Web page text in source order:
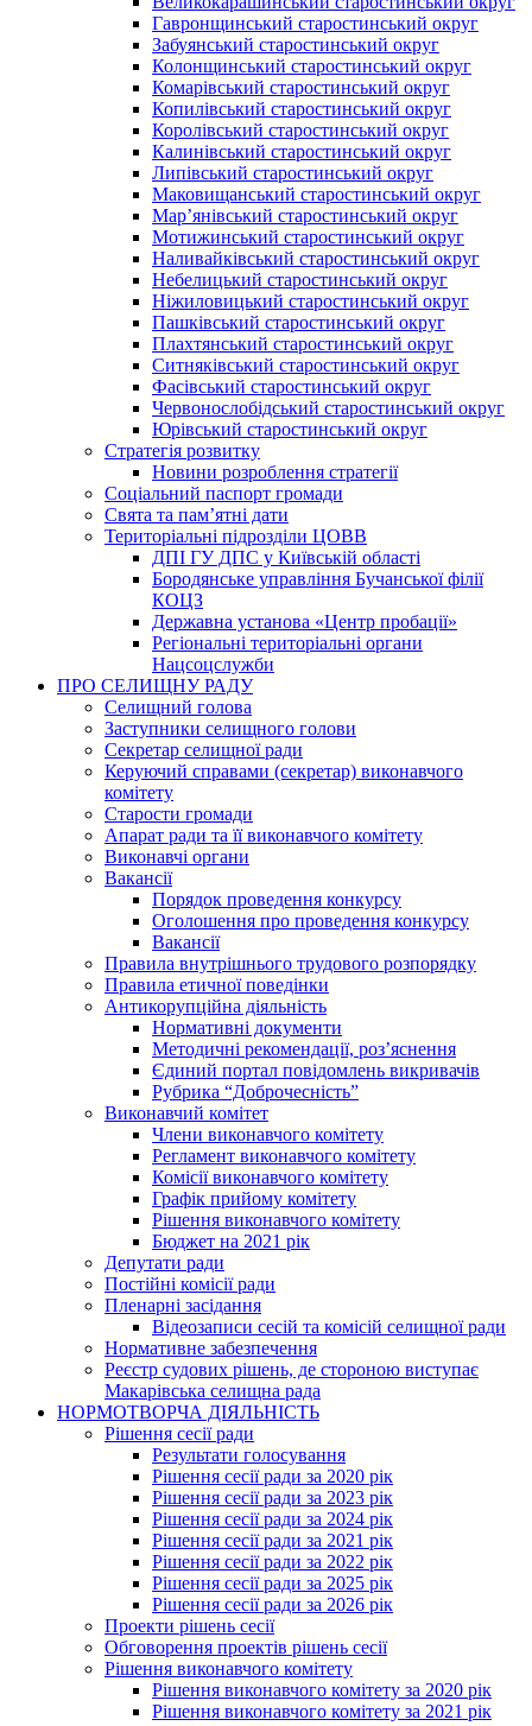
Гавронщинський старостинський округ
Забуянський старостинський округ
Колонщинський старостинський округ
Комарівський старостинський округ
Копилівський старостинський округ
Королівський старостинський округ
Калинівський старостинський округ
Липівський старостинський округ
Маковищанський старостинський округ
Мар’янівський старостинський округ
Мотижинський старостинський округ
Наливайківський старостинський округ
Небелицький старостинський округ
Ніжиловицький старостинський округ
Пашківський старостинський округ
Плахтянський старостинський округ
Ситняківський старостинський округ
Фасівський старостинський округ
Червонослобідський старостинський округ
Юрівський старостинський округ
Стратегія розвитку
Новини розроблення стратегії
Соціальний паспорт громади
Свята та пам’ятні дати
Територіальні підрозділи ЦОВВ
ДПІ ГУ ДПС у Київській області
Бородянське управління Бучанської філії
КОЦЗ
Державна установа «Центр пробації»
Регіональні територіальні органи
Нацсоцслужби
ПРО СЕЛИЩНУ РАДУ
Селищний голова
Заступники селищного голови
Секретар селищної ради
Керуючий справами (секретар) виконавчого
комітету
Старости громади
Апарат ради та її виконавчого комітету
Виконавчі органи
Вакансії
Порядок проведення конкурсу
Оголошення про проведення конкурсу
Вакансії
Правила внутрішнього трудового розпорядку
Правила етичної поведінки
Антикорупційна діяльність
Нормативні документи
Методичні рекомендації, роз’яснення
Єдиний портал повідомлень викривачів
Рубрика “Доброчесність”
Виконавчий комітет
Члени виконавчого комітету
Регламент виконавчого комітету
Комісії виконавчого комітету
Графік прийому комітету
Рішення виконавчого комітету
Бюджет на 2021 рік
Депутати ради
Постійні комісії ради
Пленарні засідання
Відеозаписи сесій та комісій селищної ради
Нормативне забезпечення
Реєстр судових рішень, де стороною виступає
Макарівська селищна рада
НОРМОТВОРЧА ДІЯЛЬНІСТЬ
Рішення сесії ради
Результати голосування
Рішення сесії ради за 2020 рік
Рішення сесії ради за 2023 рік
Рішення сесії ради за 2024 рік
Рішення сесії ради за 2021 рік
Рішення сесії ради за 2022 рік
Рішення сесії ради за 2025 рік
Рішення сесії ради за 2026 рік
Проекти рішень сесії
Обговорення проектів рішень сесії
Рішення виконавчого комітету
Рішення виконавчого комітету за 2020 рік
Рішення виконавчого комітету за 2021 рік